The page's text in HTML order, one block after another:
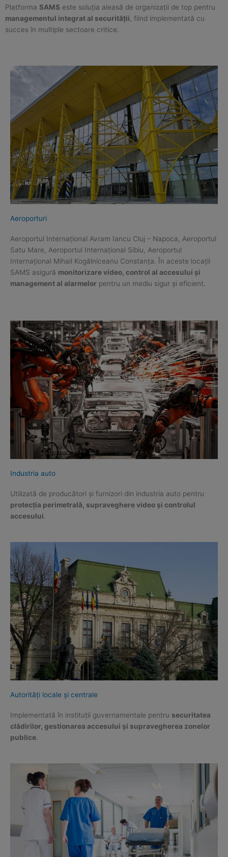
Platforma SAMS este soluția aleasă de organizații de top pentru
managementul integrat al securității, fiind implementată cu
succes în multiple sectoare critice.
Aeroporturi
Aeroportul Internațional Avram Iancu Cluj – Napoca, Aeroportul
Satu Mare, Aeroportul Internațional Sibiu, Aeroportul
Internațional Mihail Kogălniceanu Constanța. În aceste locații
SAMS asigură monitorizare video, control al accesului și
management al alarmelor pentru un mediu sigur și eficient.
Industria auto
Utilizată de producători și furnizori din industria auto pentru
protecția perimetrală, supraveghere video și controlul
accesului.
Autorități locale și centrale
Implementată în instituții guvernamentale pentru securitatea
clădirilor, gestionarea accesului și supravegherea zonelor
publice.